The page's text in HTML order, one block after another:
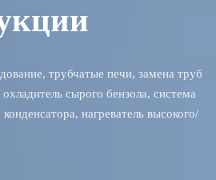
трубчатые печи, замена труб
сырого бензола, система
нагреватель высокого/